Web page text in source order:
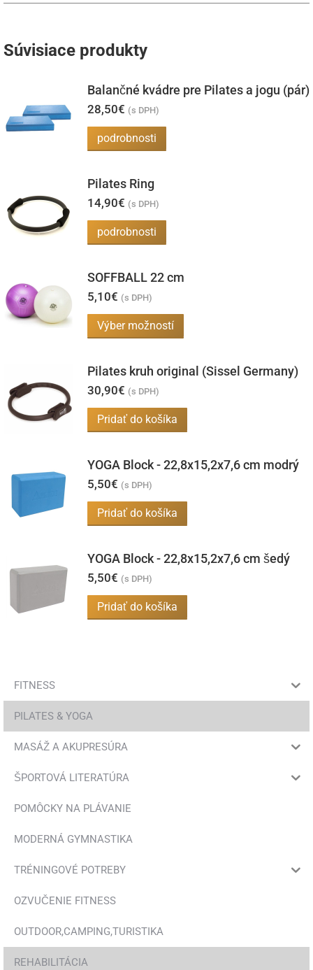
Súvisiace produkty
Balančné kvádre pre Pilates a jogu (pár)
28,50€ (s DPH)
podrobnosti
Pilates Ring
14,90€ (s DPH)
podrobnosti
SOFFBALL 22 cm
5,10€ (s DPH)
Výber možností
produkt
viacero
môžete
na
Pilates kruh original (Sissel Germany)
30,90€ (s DPH)
Pridať do košíka
YOGA Block - 22,8x15,2x7,6 cm modrý
5,50€ (s DPH)
Pridať do košíka
YOGA Block - 22,8x15,2x7,6 cm šedý
5,50€ (s DPH)
Pridať do košíka
FITNESS
PILATES & YOGA
MASÁŽ A AKUPRESÚRA
ŠPORTOVÁ LITERATÚRA
POMÔCKY NA PLÁVANIE
MODERNÁ GYMNASTIKA
TRÉNINGOVÉ POTREBY
OZVUČENIE FITNESS
OUTDOOR,CAMPING,TURISTIKA
REHABILITÁCIA